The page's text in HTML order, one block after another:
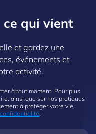
ce qui vient
et gardez une
événements et
activité.
à tout moment. Pour plus
ainsi que sur nos pratiques
à protéger votre vie
.